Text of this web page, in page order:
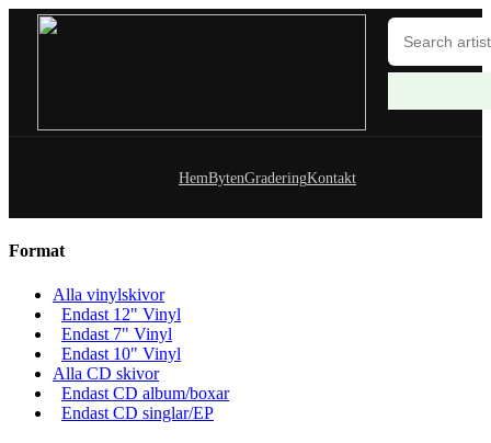
HemBytenGraderingKontakt
Format
Alla vinylskivor
Endast 12" Vinyl
Endast 7" Vinyl
Endast 10" Vinyl
Alla CD skivor
Endast CD album/boxar
Endast CD singlar/EP